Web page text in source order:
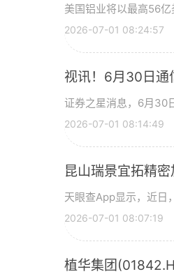
美国铝业将以最高56
2026-07-01 08:24:57
视讯！6月30日通
证券之星消息，6月30
2026-07-01 08:14:49
昆山瑞景宜拓精
天眼查App显示，近日
2026-07-01 08:07:19
植华集团